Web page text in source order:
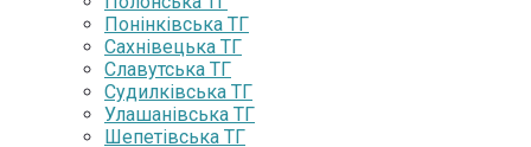
Понінківська ТГ
Сахнівецька ТГ
Славутська ТГ
Судилківська ТГ
Улашанівська ТГ
Шепетівська ТГ